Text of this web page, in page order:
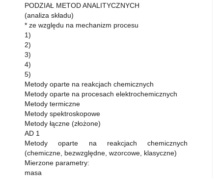
PODZIAŁ METOD ANALITYCZNYCH
(analiza składu)
* ze względu na mechanizm procesu
1)
2)
3)
4)
5)
Metody oparte na reakcjach chemicznych
Metody oparte na procesach elektrochemicznych
Metody termiczne
Metody spektroskopowe
Metody łączne (złożone)
AD 1
Metody oparte na reakcjach chemicznych
(chemiczne, bezwzględne, wzorcowe, klasyczne)
Mierzone parametry:
masa